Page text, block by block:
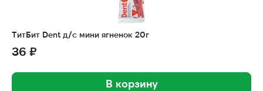
ТитБит Dent д/с мини ягненок 20г
36 ₽
В корзину